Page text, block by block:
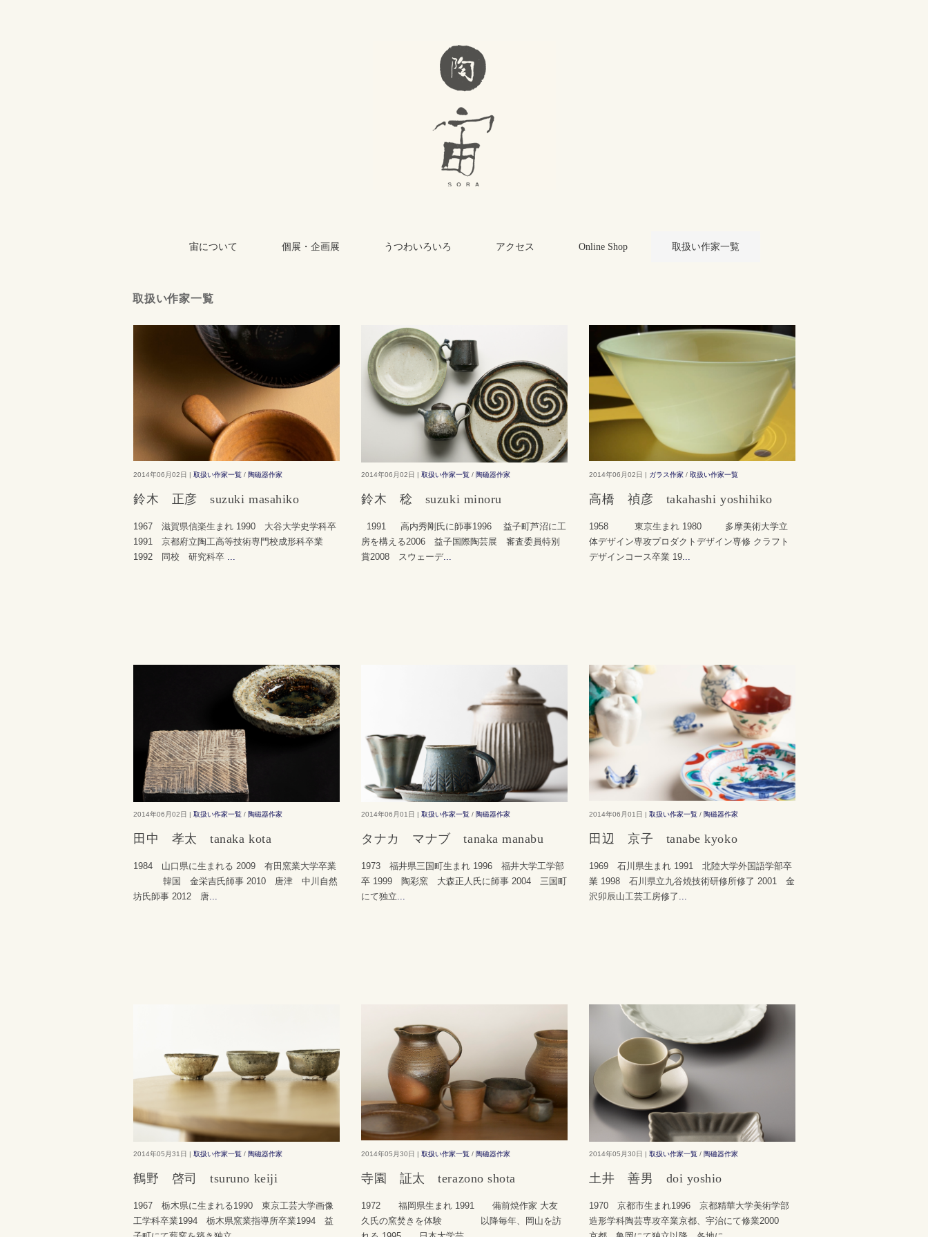
宙について 個展・企画展 うつわいろいろ アクセス Online Shop 取扱い作家一覧
取扱い作家一覧
2014年06月02日 | 取扱い作家一覧/ 陶磁器作家
鈴木 正彦 suzuki masahiko
1967 滋賀県信楽生まれ 1990 大谷大学史学科卒
1991 京都府立陶工高等技術専門校成形科卒業
1992 同校 研究科卒 ...
2014年06月02日 |取扱い作家一覧 /陶磁器作家
鈴木 稔 suzuki minoru
1991 高内秀剛氏に師事1996 益子町芦沼に工
房を構える2006 益子国際陶芸展 審査委員特別
賞2008 スウェーデ...
2014年06月02日 | ガラス作家 /取扱い作家一覧
高橋 禎彦 takahashi yoshihiko
1958 東京生まれ 1980 多摩美術大学立
体デザイン専攻プロダクトデザイン専修 クラフト
デザインコース卒業 19...
2014年06月02日 | 取扱い作家一覧/ 陶磁器作家
田中 孝太 tanaka kota
1984 山口県に生まれる 2009 有田窯業大学卒業
韓国 金栄吉氏師事 2010 唐津 中川自然
坊氏師事 2012 唐...
2014年06月01日 |取扱い作家一覧 /陶磁器作家
タナカ マナブ tanaka manabu
1973 福井県三国町生まれ 1996 福井大学工学部
卒 1999 陶彩窯 大森正人氏に師事 2004 三国町
にて独立...
2014年06月01日 |取扱い作家一覧 /陶磁器作家
田辺 京子 tanabe kyoko
1969 石川県生まれ 1991 北陸大学外国語学部卒
業 1998 石川県立九谷焼技術研修所修了 2001 金
沢卯辰山工芸工房修了 ...
2014年05月31日 | 取扱い作家一覧/ 陶磁器作家
鶴野 啓司 tsuruno keiji
1967 栃木県に生まれる1990 東京工芸大学画像
工学科卒業1994 栃木県窯業指導所卒業1994 益
2014年05月30日 |取扱い作家一覧 /陶磁器作家
寺園 証太 terazono shota
1972 福岡県生まれ 1991 備前焼作家 大友
久氏の窯焚きを体験 以降毎年、岡山を訪
2014年05月30日 |取扱い作家一覧 /陶磁器作家
土井 善男 doi yoshio
1970 京都市生まれ1996 京都精華大学美術学部
造形学科陶芸専攻卒業京都、宇治にて修業2000